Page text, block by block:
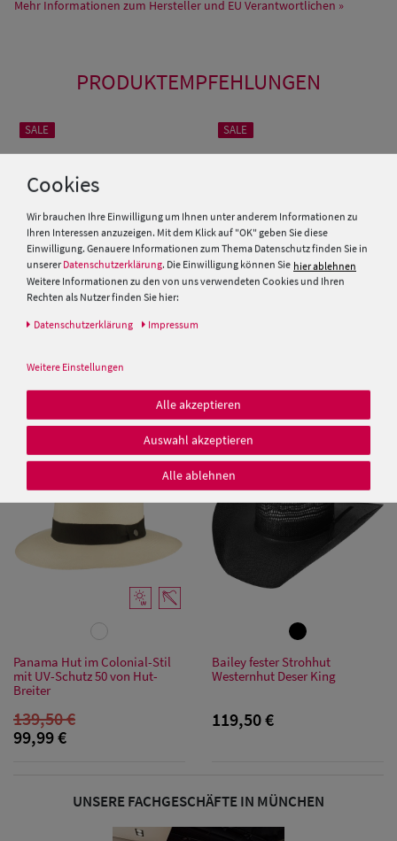
Damen Caps
Damen
Baseball Caps
Schutz Caps
Damen
Damen
& Visoren
Mehr Informationen zum Hersteller und EU Verantwortlichen »
PRODUKTEMPFEHLUNGEN
SALE
Hut-Breiter
149,50 €
99,99 €
SALE
149,50 €
99,99 €
SALE
Panama Hut im Colonial-Stil
mit UV-Schutz 50 von Hut-
Breiter
139,50 €
99,99 €
Bailey fester Strohhut
Westernhut Deser King
119,50 €
UNSERE FACHGESCHÄFTE IN MÜNCHEN
Cookies
Wir brauchen Ihre Einwilligung um Ihnen unter anderem Informationen zu
Ihren Interessen anzuzeigen. Mit dem Klick auf "OK" geben Sie diese
Einwilligung. Genauere Informationen zum Thema Datenschutz finden Sie in
unserer Datenschutzerklärung. Die Einwilligung können Sie hier ablehnen
Weitere Informationen zu den von uns verwendeten Cookies und Ihren
Rechten als Nutzer finden Sie hier:
Daten­schutz­erklärung Impressum
Weitere Einstellungen
Alle akzeptieren
Auswahl akzeptieren
Alle ablehnen